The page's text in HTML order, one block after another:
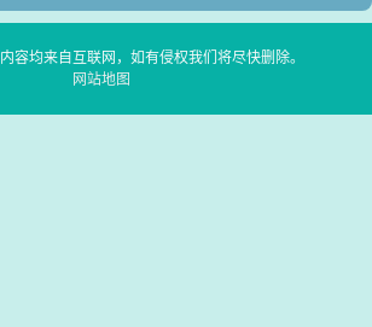
容均来自互联网，如有侵权我们将尽快删除。
网站地图